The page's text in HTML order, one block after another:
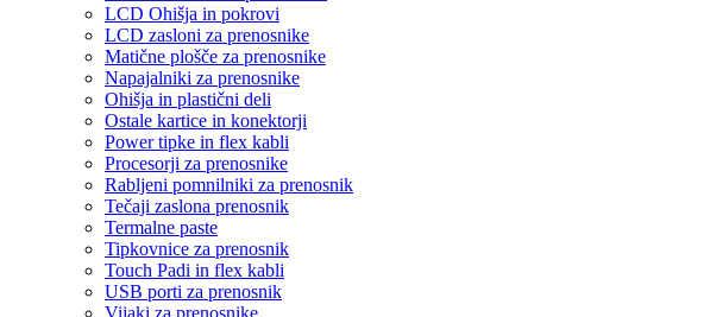
LCD Ohišja in pokrovi
LCD zasloni za prenosnike
Matične plošče za prenosnike
Napajalniki za prenosnike
Ohišja in plastični deli
Ostale kartice in konektorji
Power tipke in flex kabli
Procesorji za prenosnike
Rabljeni pomnilniki za prenosnik
Tečaji zaslona prenosnik
Termalne paste
Tipkovnice za prenosnik
Touch Padi in flex kabli
USB porti za prenosnik
Vijaki za prenosnike